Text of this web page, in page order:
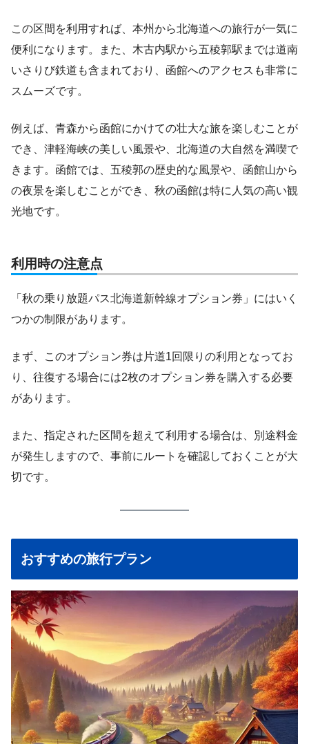
この区間を利用すれば、本州から北海道への旅行が一気に
便利になります。また、木古内駅から五稜郭駅までは道南
いさりび鉄道も含まれており、函館へのアクセスも非常に
スムーズです。
例えば、青森から函館にかけての壮大な旅を楽しむことが
でき、津軽海峡の美しい風景や、北海道の大自然を満喫で
きます。函館では、五稜郭の歴史的な風景や、函館山から
の夜景を楽しむことができ、秋の函館は特に人気の高い観
光地です。
利用時の注意点
「秋の乗り放題パス北海道新幹線オプション券」にはいく
つかの制限があります。
まず、このオプション券は片道1回限りの利用となってお
り、往復する場合には2枚のオプション券を購入する必要
があります。
また、指定された区間を超えて利用する場合は、別途料金
が発生しますので、事前にルートを確認しておくことが大
切です。
おすすめの旅行プラン